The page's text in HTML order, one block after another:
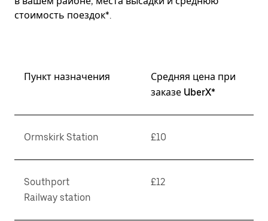
стоимость поездок*.
Пункт назначения
Средняя цена при
заказе UberX*
Ormskirk Station £10
Southport
Railway station
£12